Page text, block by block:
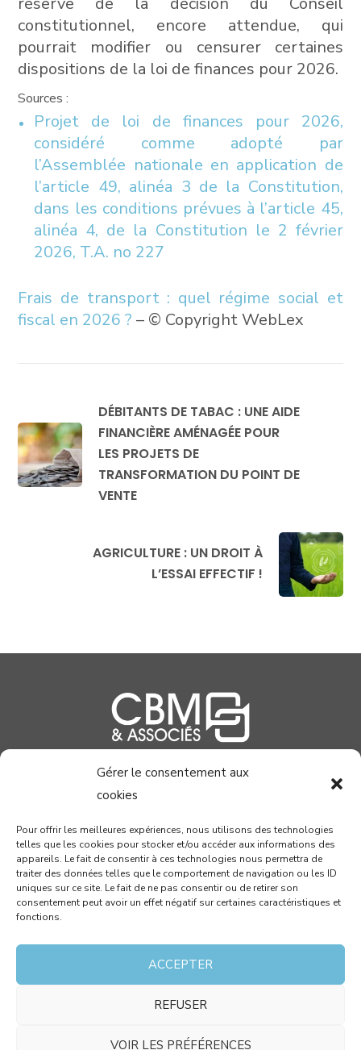
Gérer le consentement aux
cookies
Pour offrir les meilleures expériences, nous utilisons des technologies
telles que les cookies pour stocker et/ou accéder aux informations des
appareils. Le fait de consentir à ces technologies nous permettra de
traiter des données telles que le comportement de navigation ou les ID
uniques sur ce site. Le fait de ne pas consentir ou de retirer son
consentement peut avoir un effet négatif sur certaines caractéristiques et
fonctions.
ACCEPTER
REFUSER
VOIR LES PRÉFÉRENCES
constitutionnel, encore attendue, qui
pourrait modifier ou censurer certaines
dispositions de la loi de finances pour 2026.
Sources :
Projet de loi de finances pour 2026,
considéré comme adopté par
l’Assemblée nationale en application de
l’article 49, alinéa 3 de la Constitution,
dans les conditions prévues à l’article 45,
alinéa 4, de la Constitution le 2 février
2026, T.A. no 227
Frais de transport : quel régime social et
fiscal en 2026 ?– © Copyright WebLex
DÉBITANTS DE TABAC : UNE AIDE
FINANCIÈRE AMÉNAGÉE POUR
LES PROJETS DE
TRANSFORMATION DU POINT DE
VENTE
AGRICULTURE : UN DROIT À
L’ESSAI EFFECTIF !
04 99 58 37 40
78 allée John Napier
Atrium du Millénaire
34000 MONTPELLIER
soient utilisées pour me contacter dans le cadre de